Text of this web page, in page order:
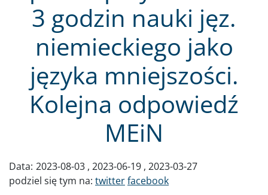
3 godzin nauki jęz.
niemieckiego jako
języka mniejszości.
Kolejna odpowiedź
MEiN
Data: 2023-08-03 2023-06-19 2023-03-27
podziel się tym na: twitterfacebook